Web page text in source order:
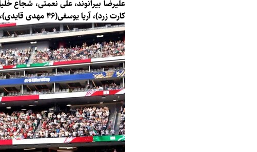
کارت زرد)، آریا یوسفی(۴۶ مهدی قایدی)، محمد محبی، شهریار مغانلو(۵۳ علی علیپور) و مهدی طارمی(۸۰ امیرحسین حسین زاده).